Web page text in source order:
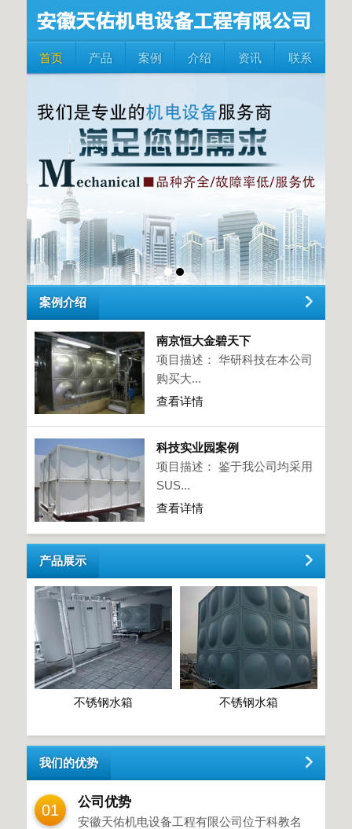
首页 产品 案例 介绍 资讯 联系
案例介绍
南京恒大金碧天下
项目描述： 华研科技在本公司
购买大...
查看详情
科技实业园案例
项目描述： 鉴于我公司均采用
SUS...
查看详情
产品展示
不锈钢水箱 不锈钢水箱
我们的优势
01 公司优势
安徽天佑机电设备工程有限公司位于科教名